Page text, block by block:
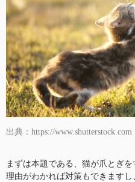
出典：https://www.shutterstock.com
まずは本題である、猫が爪とぎ
理由がわかれば対策もできます